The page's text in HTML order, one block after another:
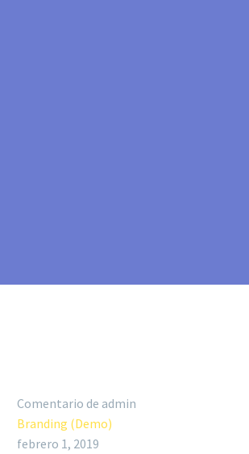
Comentario de admin
Branding (Demo)
febrero 1, 2019